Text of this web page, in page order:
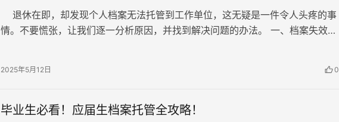
退休在即，却发现个人档案无法托管到工作单位，这无疑是一件令人头疼的事
情。不要慌张，让我们逐一分析原因，并找到解决问题的办法。 一、档案失效
2025年5月12日 0
毕业生必看！应届生档案托管全攻略！